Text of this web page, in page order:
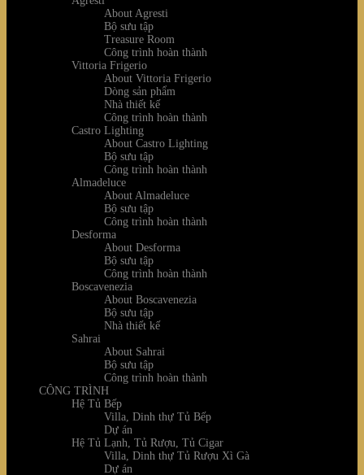
About Agresti
Bộ sưu tập
Treasure Room
Công trình hoàn thành
Vittoria Frigerio
About Vittoria Frigerio
Dòng sản phẩm
Nhà thiết kế
Công trình hoàn thành
Castro Lighting
About Castro Lighting
Bộ sưu tập
Công trình hoàn thành
Almadeluce
About Almadeluce
Bộ sưu tập
Công trình hoàn thành
Desforma
About Desforma
Bộ sưu tập
Công trình hoàn thành
Boscavenezia
About Boscavenezia
Bộ sưu tập
Nhà thiết kế
Sahrai
About Sahrai
Bộ sưu tập
Công trình hoàn thành
CÔNG TRÌNH
Hệ Tủ Bếp
Villa, Dinh thự Tủ Bếp
Dự án
Hệ Tủ Lạnh, Tủ Rượu, Tủ Cigar
Villa, Dinh thự Tủ Rượu Xì Gà
Dự án